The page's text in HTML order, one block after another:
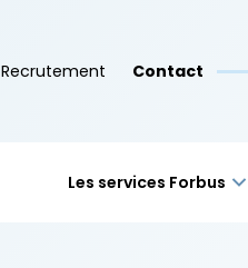
Recrutement Contact
Les services Forbus